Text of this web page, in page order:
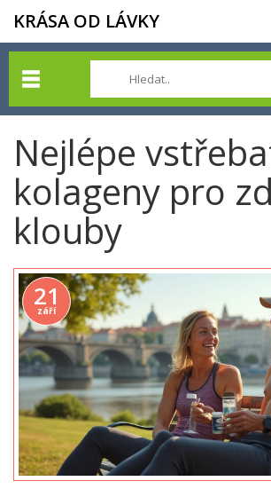
KRÁSA OD LÁVKY
Nejlépe
kolageny pro
klouby
21
září